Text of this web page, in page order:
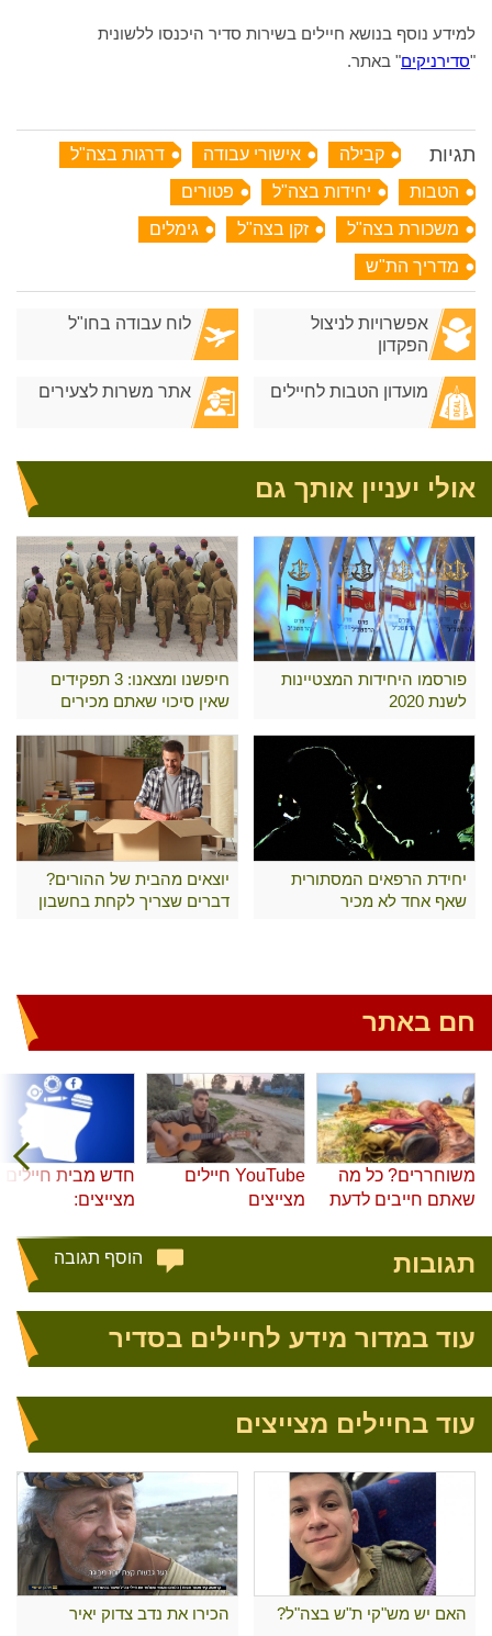
למידע נוסף בנושא חיילים בשירות סדיר היכנסו ללשונית
"סדירניקים" באתר.
תגיות קבילה אישורי עבודה
דרגות בצה"ל
הטבות
יחידות בצה"ל
פטורים
משכורת בצה"ל
זקן בצה"ל
גימלים
מדריך הת"ש
אפשרויות לניצול
הפקדון
לוח עבודה בחו"ל
מועדון הטבות לחיילים אתר משרות לצעירים
אולי יעניין אותך גם
פורסמו היחידות המצטיינות
לשנת 2020
חיפשנו ומצאנו: 3 תפקידים
שאין סיכוי שאתם מכירים
יחידת הרפאים המסתורית
שאף אחד לא מכיר
יוצאים מהבית של ההורים?
דברים שצריך לקחת בחשבון
חם באתר
משוחררים? כל מה
שאתם חייבים לדעת
YouTube חיילים
מצייצים
חדש מבית חיילים
מצייצים:
תגובות הוסף תגובה
עוד במדור מידע לחיילים בסדיר
עוד בחיילים מצייצים
האם יש מש"קי ת"ש בצה"ל? הכירו את נדב צדוק יאיר